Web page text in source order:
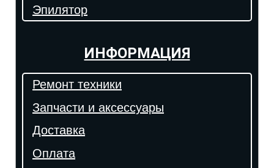
Эпилятор
ИНФОРМАЦИЯ
Ремонт техники
Запчасти и аксессуары
Доставка
Оплата